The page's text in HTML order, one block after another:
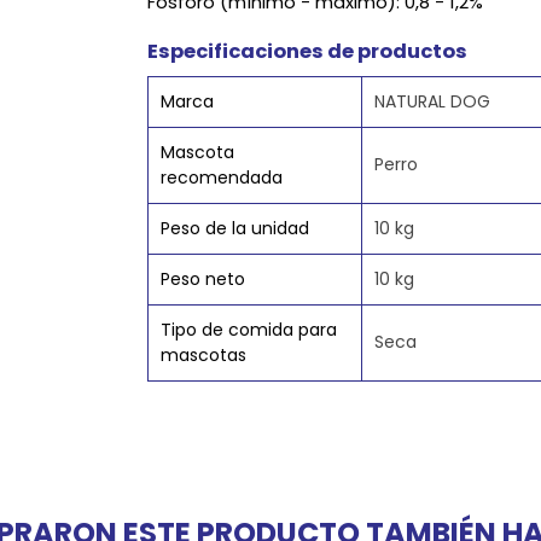
Especificaciones de productos
Marca NATURAL DOG
Mascota
recomendada
Perro
Peso de la unidad 10 kg
Peso neto 10 kg
Tipo de comida para
mascotas
Seca